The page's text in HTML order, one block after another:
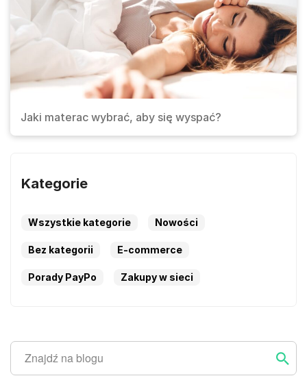
Jaki materac wybrać, aby się wyspać?
Kategorie
Wszystkie kategorie Nowości
Bez kategorii E-commerce
Porady PayPo Zakupy w sieci
Szukaj ...
Szukaj